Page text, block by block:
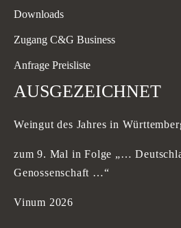
Downloads
Zugang C&G Business
Anfrage Preisliste
AUSGEZEICHNET
Weingut des Jahres in
zum 9. Mal in Folge „…
Genossenschaft …“
Vinum 2026